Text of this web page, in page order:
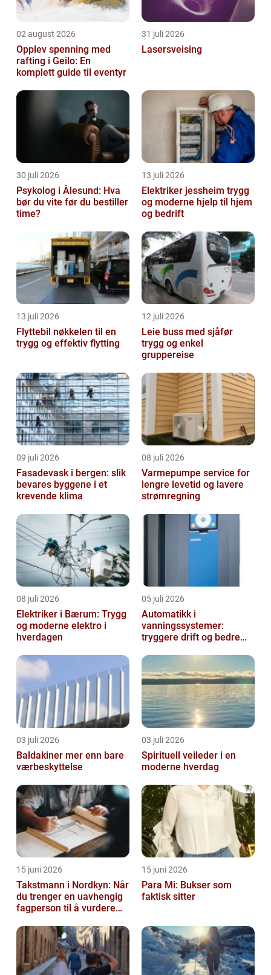
02 august 2026
Opplev spenning med
rafting i Geilo: En
komplett guide til eventyr
31 juli 2026
Lasersveising
30 juli 2026
Psykolog i Ålesund: Hva
bør du vite før du bestiller
time?
13 juli 2026
Elektriker jessheim trygg
og moderne hjelp til hjem
og bedrift
13 juli 2026
Flyttebil nøkkelen til en
trygg og effektiv flytting
12 juli 2026
Leie buss med sjåfør
trygg og enkel
gruppereise
09 juli 2026
Fasadevask i bergen: slik
bevares byggene i et
krevende klima
08 juli 2026
Varmepumpe service for
lengre levetid og lavere
strømregning
08 juli 2026
Elektriker i Bærum: Trygg
og moderne elektro i
hverdagen
05 juli 2026
Automatikk i
vanningssystemer:
tryggere drift og bedre
03 juli 2026
Baldakiner mer enn bare
værbeskyttelse
03 juli 2026
Spirituell veileder i en
moderne hverdag
15 juni 2026
Takstmann i Nordkyn: Når
du trenger en uavhengig
fagperson til å vurdere
15 juni 2026
Para Mi: Bukser som
faktisk sitter